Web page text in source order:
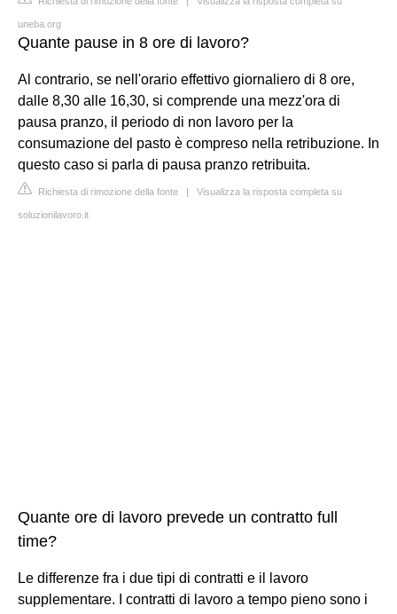
uneba.org
Quante pause in 8 ore di lavoro?
Al contrario, se nell'orario effettivo giornaliero di 8 ore,
dalle 8,30 alle 16,30, si comprende una mezz'ora di
pausa pranzo, il periodo di non lavoro per la
consumazione del pasto è compreso nella retribuzione. In
questo caso si parla di pausa pranzo retribuita.
Richiesta di rimozione della fonte | Visualizza la risposta completa su
soluzionilavoro.it
Quante ore di lavoro prevede un contratto full
time?
Le differenze fra i due tipi di contratti e il lavoro
supplementare. I contratti di lavoro a tempo pieno sono i